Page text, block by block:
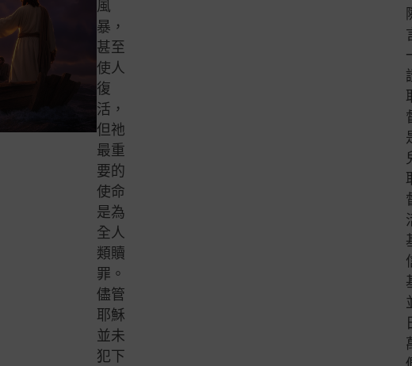
風
暴，
甚至
使人
復
活，
但祂
最重
要的
使命
是為
全人
類贖
罪。
儘管
耶穌
並未
犯下